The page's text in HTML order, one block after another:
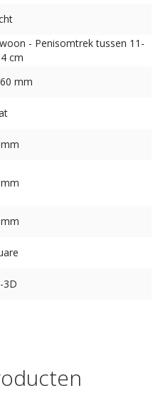
- Penisomtrek tussen 11-
cm
mm
3D